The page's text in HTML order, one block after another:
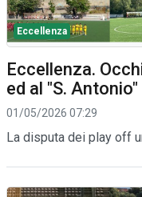
Eccellenza
Eccellenza.
ed al "S. Antonio"
01/05/2026 07:29
La disputa dei play off